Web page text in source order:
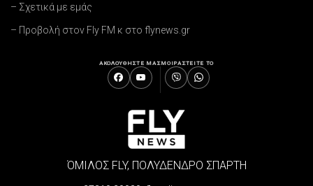
– Σχετικά με εμάς
– Προβολή στον Fly FM κ στο flynews.gr
ΑΚΟΛΟΥΘΗΣΤΕ ΜΑΣΜΟΙΡΑΣΤΕΙΤΕ ΤΟ
ΌΜΙΛΟΣ FLY, ΠΟΛΥΔΕΝΔΡΟ ΣΠΑΡΤΗ